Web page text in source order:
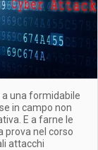
a una formidabile
in campo non
E a farne le
prova nel corso
attacchi